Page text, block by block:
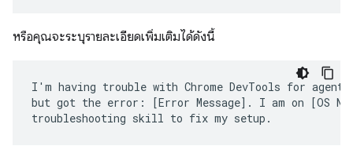
หรือคุณจะระบุรายละเอียดเพิ่มเติมได้ดังนี้
I'm having trouble with Chrome DevTools for
but got the error: [Error Message]. I am on [OS